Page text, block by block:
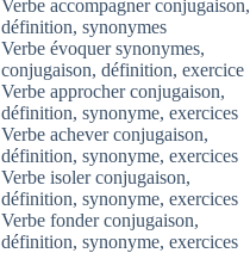
Verbe accompagner conjugaison,
définition, synonymes
Verbe évoquer synonymes,
conjugaison, définition, exercice
Verbe approcher conjugaison,
définition, synonyme, exercices
Verbe achever conjugaison,
définition, synonyme, exercices
Verbe isoler conjugaison,
définition, synonyme, exercices
Verbe fonder conjugaison,
définition, synonyme, exercices